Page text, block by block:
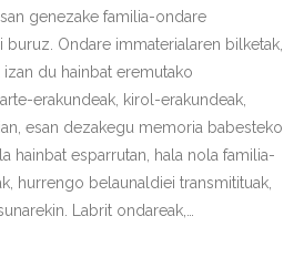
genezake familia-ondare
buruz. Ondare immaterialaren bilketak,
du hainbat eremutako
erakundeak, kirol-erakundeak,
esan dezakegu memoria babesteko
hainbat esparrutan, hala nola familia-
hurrengo belaunaldiei transmitituak,
Labrit ondareak,…